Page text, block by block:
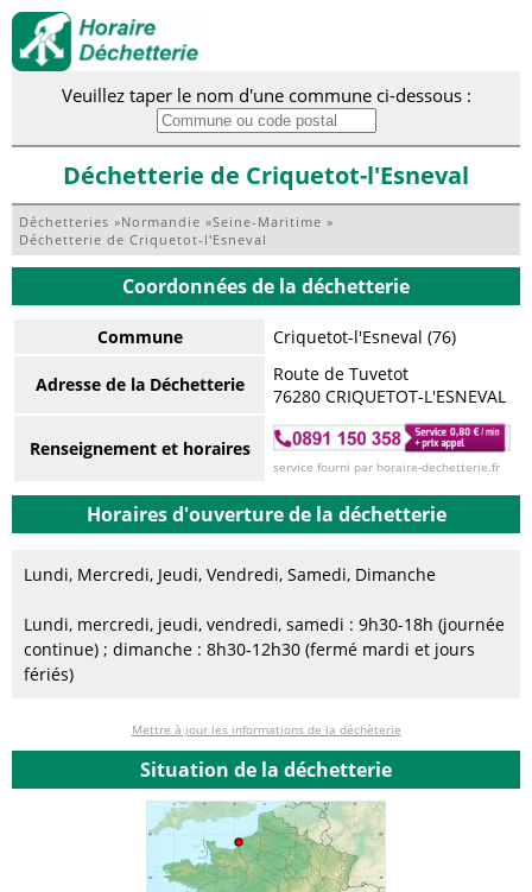
Veuillez taper le nom d'une commune ci-dessous :
Déchetterie de Criquetot-l'Esneval
Déchetteries »Normandie »Seine-Maritime »
Déchetterie de Criquetot-l'Esneval
Coordonnées de la déchetterie
Commune Criquetot-l'Esneval (76)
Adresse de la Déchetterie
Route de Tuvetot
76280 CRIQUETOT-L'ESNEVAL
Renseignement et horaires
service fourni par horaire-dechetterie.fr
Horaires d'ouverture de la déchetterie
Lundi, Mercredi, Jeudi, Vendredi, Samedi, Dimanche
Lundi, mercredi, jeudi, vendredi, samedi : 9h30-18h (journée
continue) ; dimanche : 8h30-12h30 (fermé mardi et jours
fériés)
Mettre à jour les informations de la déchèterie
Situation de la déchetterie